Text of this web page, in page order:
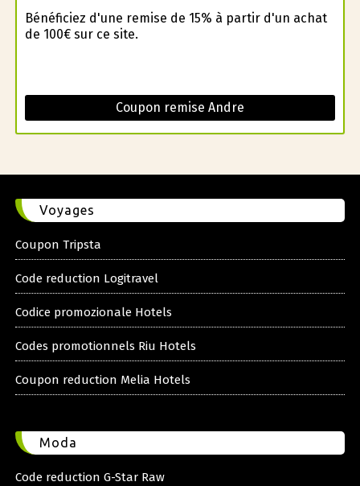
Bénéficiez d'une remise de 15% à partir d'un achat
de 100€ sur ce site.
Coupon remise Andre
Voyages
Coupon Tripsta
Code reduction Logitravel
Codice promozionale Hotels
Codes promotionnels Riu Hotels
Coupon reduction Melia Hotels
Moda
Code reduction G-Star Raw